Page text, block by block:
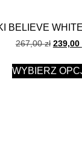
BELIEVE
267,00zł 239,00
WYBIERZ